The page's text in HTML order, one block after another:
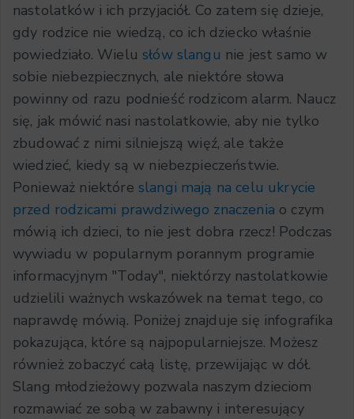
nastolatków i ich przyjaciół. Co zatem się dzieje,
gdy rodzice nie wiedzą, co ich dziecko właśnie
powiedziało. Wielusłów slangu nie jest samo w
sobie niebezpiecznych, ale niektóre słowa
powinny od razu podnieść rodzicom alarm. Naucz
się, jak mówić nasi nastolatkowie, aby nie tylko
zbudować z nimi silniejszą więź, ale także
wiedzieć, kiedy są w niebezpieczeństwie.
Ponieważ niektóre slangi mają na celu ukrycie
przed rodzicami prawdziwego znaczenia o czym
mówią ich dzieci, to nie jest dobra rzecz! Podczas
wywiadu w popularnym porannym programie
informacyjnym "Today", niektórzy nastolatkowie
udzielili ważnych wskazówek na temat tego, co
naprawdę mówią. Poniżej znajduje się infografika
pokazująca, które są najpopularniejsze. Możesz
również zobaczyć całą listę, przewijając w dół.
Slang młodzieżowy pozwala naszym dzieciom
rozmawiać ze sobą w zabawny i interesujący